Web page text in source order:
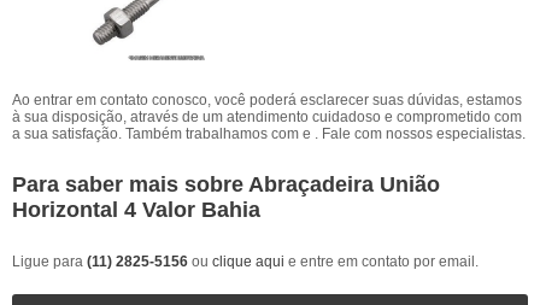
Ao entrar em contato conosco, você poderá esclarecer suas dúvidas, estamos
à sua disposição, através de um atendimento cuidadoso e comprometido com
a sua satisfação. Também trabalhamos com e . Fale com nossos especialistas.
Para saber mais sobre Abraçadeira União
Horizontal 4 Valor Bahia
Ligue para (11) 2825-5156 ou clique aqui e entre em contato por email.